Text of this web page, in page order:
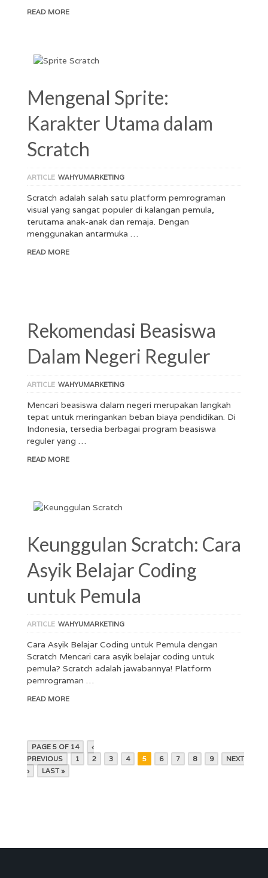
READ MORE
Mengenal Sprite:
Karakter Utama dalam
Scratch
ARTICLE WAHYUMARKETING
Scratch adalah salah satu platform pemrograman
visual yang sangat populer di kalangan pemula,
terutama anak-anak dan remaja. Dengan
menggunakan antarmuka …
READ MORE
Rekomendasi Beasiswa
Dalam Negeri Reguler
ARTICLE WAHYUMARKETING
Mencari beasiswa dalam negeri merupakan langkah
tepat untuk meringankan beban biaya pendidikan. Di
Indonesia, tersedia berbagai program beasiswa
reguler yang …
READ MORE
Keunggulan Scratch: Cara
Asyik Belajar Coding
untuk Pemula
ARTICLE WAHYUMARKETING
Cara Asyik Belajar Coding untuk Pemula dengan
Scratch Mencari cara asyik belajar coding untuk
pemula? Scratch adalah jawabannya! Platform
pemrograman …
READ MORE
PAGE 5 OF 14
‹
PREVIOUS
1 2 3 4 5 6 7 8 9
NEXT
›
LAST »